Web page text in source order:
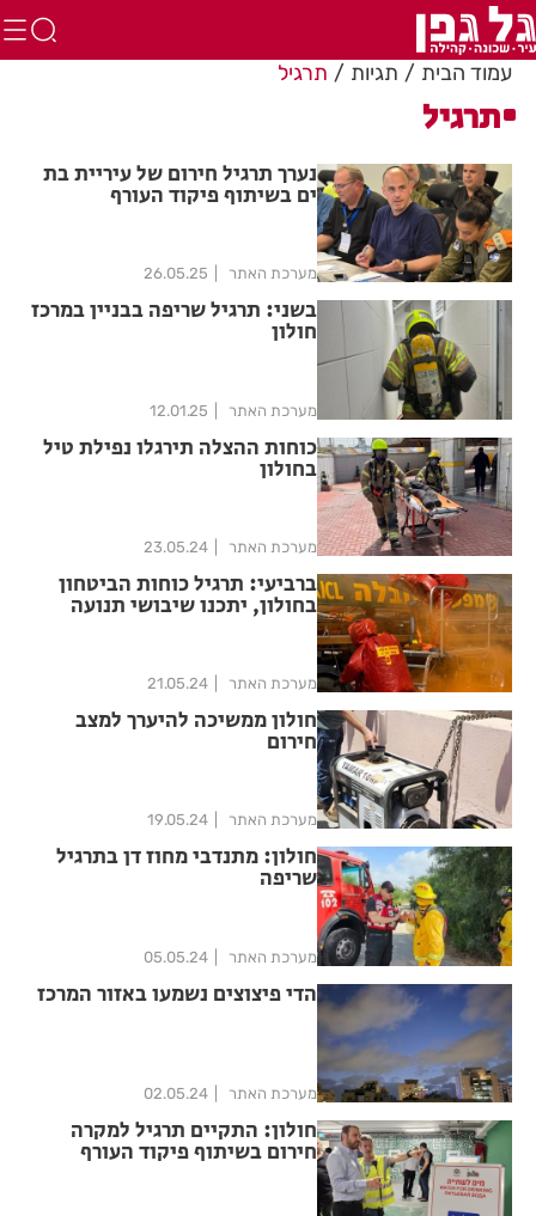
עמוד הבית תגיות תרגיל
תרגיל
נערך תרגיל חירום של עיריית בת
ים בשיתוף פיקוד העורף
מערכת האתר 26.05.25
בשני: תרגיל שריפה בבניין במרכז
חולון
מערכת האתר 12.01.25
כוחות ההצלה תירגלו נפילת טיל
בחולון
מערכת האתר 23.05.24
ברביעי: תרגיל כוחות הביטחון
בחולון, יתכנו שיבושי תנועה
מערכת האתר 21.05.24
חולון ממשיכה להיערך למצב
חירום
מערכת האתר 19.05.24
חולון: מתנדבי מחוז דן בתרגיל
שריפה
מערכת האתר 05.05.24
הדי פיצוצים נשמעו באזור המרכז
מערכת האתר 02.05.24
חולון: התקיים תרגיל למקרה
חירום בשיתוף פיקוד העורף